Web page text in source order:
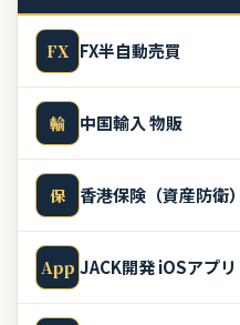
FX FX半自動売買
輸 中国輸入 物販
保 香港保険（資産防衛）
App JACK開発 iOSアプリ